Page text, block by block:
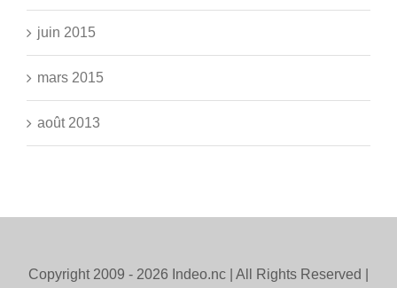
juin 2015
mars 2015
août 2013
Copyright 2009 - 2026 Indeo.nc | All Rights Reserved |